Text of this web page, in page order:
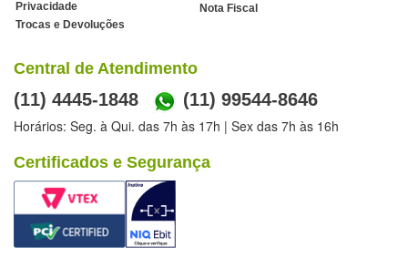
Privacidade
Trocas e Devoluções
Nota Fiscal
Central de Atendimento
(11) 4445-1848 (11) 99544-8646
Horários: Seg. à Qui. das 7h às 17h | Sex das 7h às 16h
Certificados e Segurança